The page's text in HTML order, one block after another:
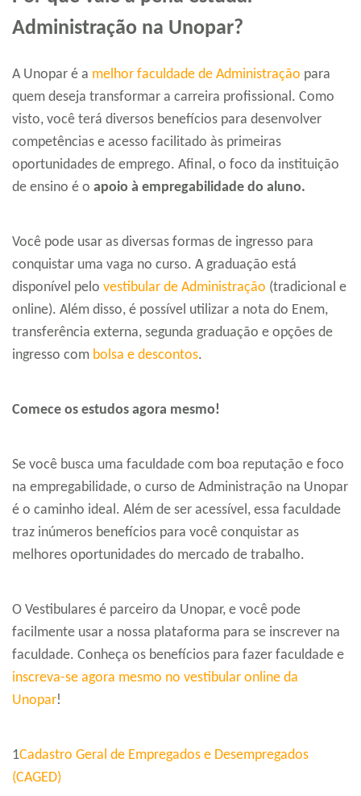
Administração na Unopar?
A Unopar é a melhor faculdade de Administração para
quem deseja transformar a carreira profissional. Como
visto, você terá diversos benefícios para desenvolver
competências e acesso facilitado às primeiras
oportunidades de emprego. Afinal, o foco da instituição
de ensino é o apoio à empregabilidade do aluno.
Você pode usar as diversas formas de ingresso para
conquistar uma vaga no curso. A graduação está
disponível pelo vestibular de Administração (tradicional e
online). Além disso, é possível utilizar a nota do Enem,
transferência externa, segunda graduação e opções de
ingresso com bolsa e descontos.
Comece os estudos agora mesmo!
Se você busca uma faculdade com boa reputação e foco
na empregabilidade, o curso de Administração na Unopar
é o caminho ideal. Além de ser acessível, essa faculdade
traz inúmeros benefícios para você conquistar as
melhores oportunidades do mercado de trabalho.
O Vestibulares é parceiro da Unopar, e você pode
facilmente usar a nossa plataforma para se inscrever na
faculdade. Conheça os benefícios para fazer faculdade e
inscreva-se agora mesmo no vestibular online da
Unopar!
1Cadastro Geral de Empregados e Desempregados
(CAGED)